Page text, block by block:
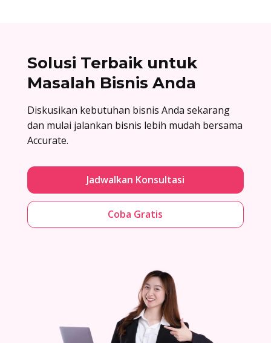
Solusi Terbaik untuk
Masalah Bisnis Anda
Diskusikan kebutuhan bisnis Anda sekarang
dan mulai jalankan bisnis lebih mudah bersama
Accurate.
Jadwalkan Konsultasi
Coba Gratis